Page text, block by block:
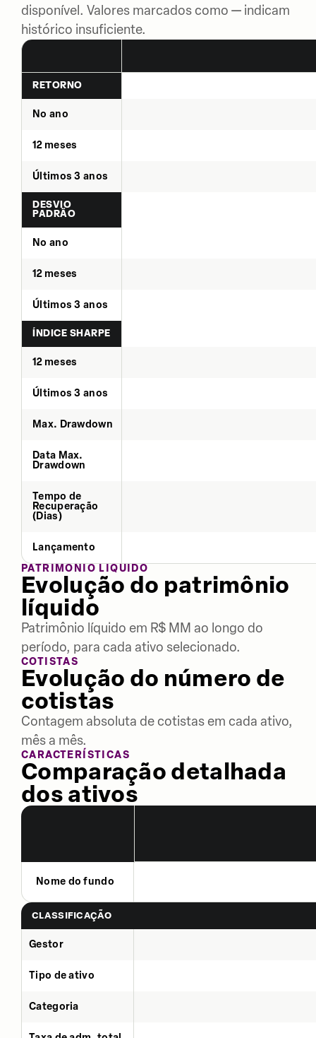
disponível. Valores marcados como — indicam
histórico insuficiente.
RETORNO
No ano
12 meses
Últimos 3 anos
DESVIO
PADRÃO
No ano
12 meses
Últimos 3 anos
ÍNDICE SHARPE
12 meses
Últimos 3 anos
Max. Drawdown
Data Max.
Drawdown
Tempo de
Recuperação
(Dias)
Lançamento
PATRIMÔNIO LÍQUIDO
Evolução do patrimônio
líquido
Patrimônio líquido em R$ MM ao longo do
período, para cada ativo selecionado.
COTISTAS
Evolução do número de
cotistas
Contagem absoluta de cotistas em cada ativo,
mês a mês.
CARACTERÍSTICAS
Comparação detalhada
dos ativos
Nome do fundo
CLASSIFICAÇÃO
Gestor
Tipo de ativo
Categoria